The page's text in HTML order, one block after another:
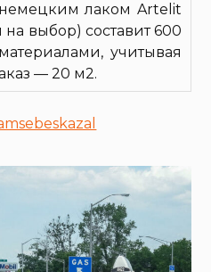
лаком Artelit
выбор) составит 600
учитывая
— 20 м2.